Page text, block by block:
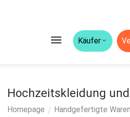
Käufer
Hochzeitskleidung
Homepage / Handgefertigte Waren